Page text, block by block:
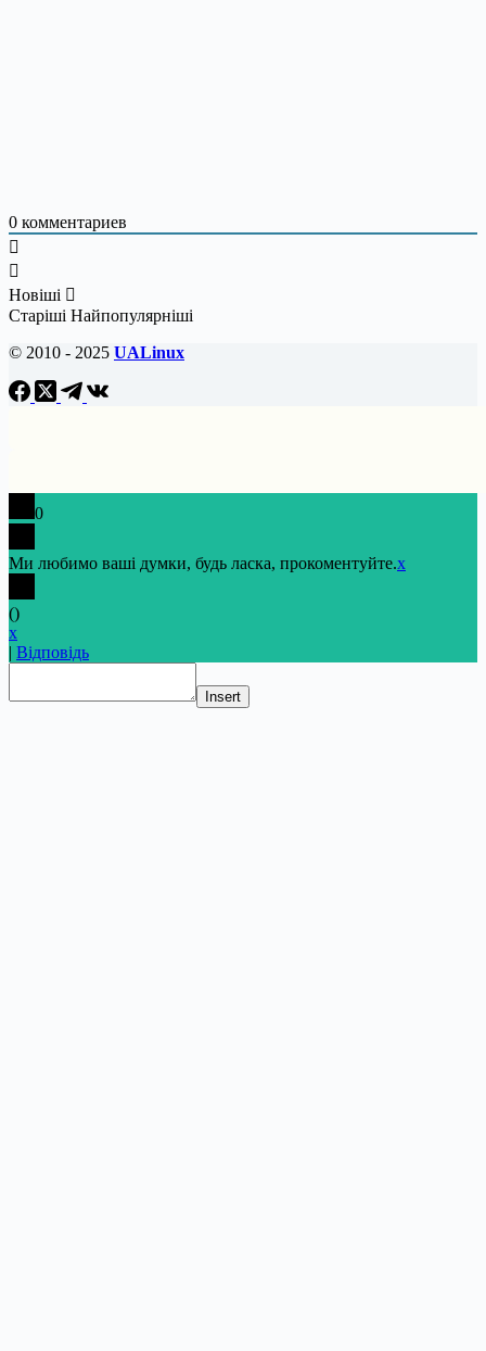
0 комментариев
Новіші
Старіші Найпопулярніші
© 2010 - 2025 UALinux
0
Ми любимо ваші думки, будь ласка, прокоментуйте.x
()
x
| Відповідь
Insert